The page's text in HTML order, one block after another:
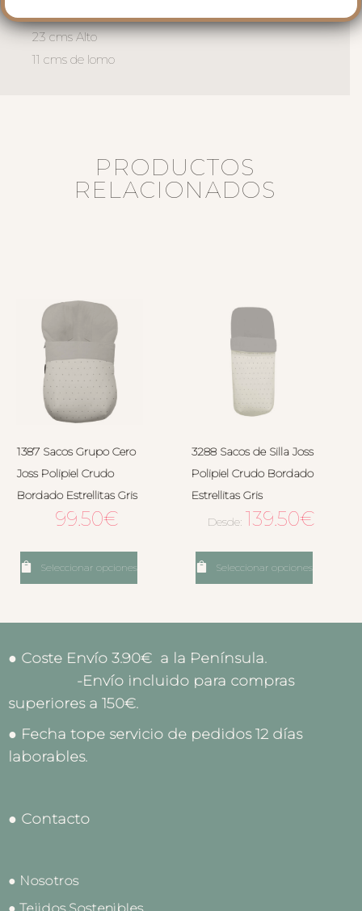
23 cms Alto
11 cms de lomo
PRODUCTOS
RELACIONADOS
1387 Sacos Grupo Cero
Joss Polipiel Crudo
Bordado Estrellitas Gris
99.50€
Seleccionar opciones
3288 Sacos de Silla Joss
Polipiel Crudo Bordado
Estrellitas Gris
Desde: 139.50€
Seleccionar opciones
● Coste Envío 3.90€ a la Península.
-Envío incluido para compras
superiores a 150€.
● Fecha tope servicio de pedidos 12 días
laborables.
● Contacto
● Nosotros